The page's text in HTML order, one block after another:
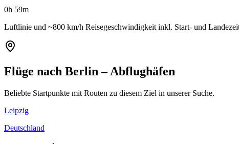
0h 59m
Luftlinie und ~800 km/h Reisegeschwindigkeit inkl. Start- und
Flüge nach Berlin – Abflughäfen
Beliebte Startpunkte mit Routen zu diesem Ziel in unserer Suche.
Leipzig
Deutschland